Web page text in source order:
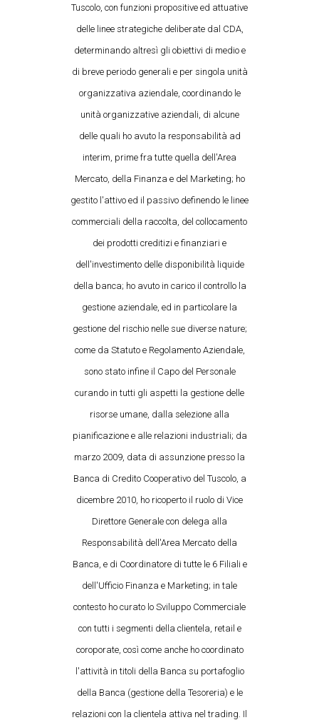
Tuscolo, con funzioni propositive ed attuative
delle linee strategiche deliberate dal CDA,
determinando altresì gli obiettivi di medio e
di breve periodo generali e per singola unità
organizzativa aziendale, coordinando le
unità organizzative aziendali, di alcune
delle quali ho avuto la responsabilità ad
interim, prime fra tutte quella dell'Area
Mercato, della Finanza e del Marketing; ho
gestito l'attivo ed il passivo definendo le linee
commerciali della raccolta, del collocamento
dei prodotti creditizi e finanziari e
dell'investimento delle disponibilità liquide
della banca; ho avuto in carico il controllo la
gestione aziendale, ed in particolare la
gestione del rischio nelle sue diverse nature;
come da Statuto e Regolamento Aziendale,
sono stato infine il Capo del Personale
curando in tutti gli aspetti la gestione delle
risorse umane, dalla selezione alla
pianificazione e alle relazioni industriali; da
marzo 2009, data di assunzione presso la
Banca di Credito Cooperativo del Tuscolo, a
dicembre 2010, ho ricoperto il ruolo di Vice
Direttore Generale con delega alla
Responsabilità dell'Area Mercato della
Banca, e di Coordinatore di tutte le 6 Filiali e
dell'Ufficio Finanza e Marketing; in tale
contesto ho curato lo Sviluppo Commerciale
con tutti i segmenti della clientela, retail e
coroporate, così come anche ho coordinato
l'attività in titoli della Banca su portafoglio
della Banca (gestione della Tesoreria) e le
relazioni con la clientela attiva nel trading. Il